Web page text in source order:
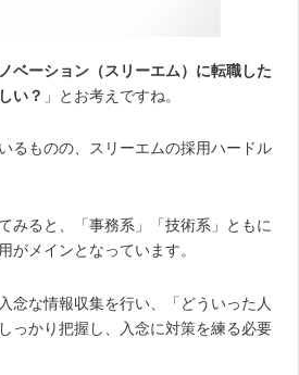
ベーション（スリーエム）に転職した
い？ 」とお考えですね。
るものの、スリーエムの採用ハードル
みると、「事務系」「技術系」ともに
がメインとなっています。
念な情報収集を行い、「どういった人
っかり把握し、入念に対策を練る必要